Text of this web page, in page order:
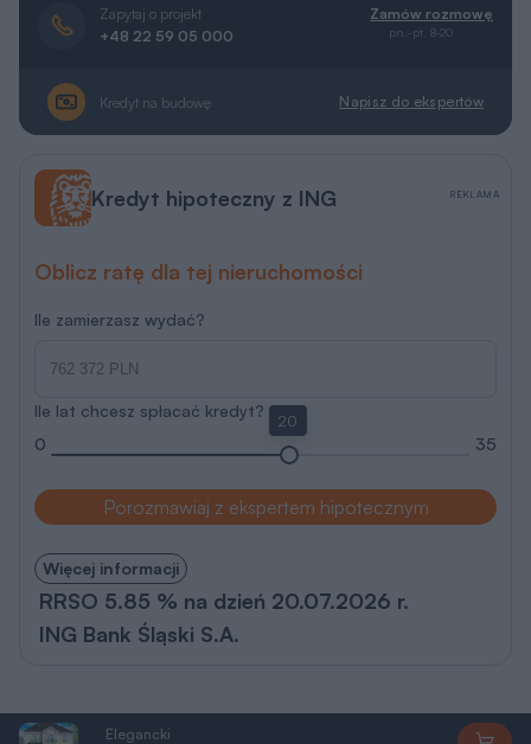
Zapytaj o projekt
+48 22 59 05 000
Zamów rozmowę
pn.-pt. 8-20
Kredyt na budowę Napisz do ekspertów
Kredyt hipoteczny z ING
Oblicz ratę dla tej nieruchomości
Ile zamierzasz wydać?
Ile lat chcesz spłacać kredyt?
0
20
35
Porozmawiaj z ekspertem hipotecznym
Więcej informacji
RRSO 5.85 % na dzień 20.07.2026 r.
ING Bank Śląski S.A.
REKLAMA
Elegancki